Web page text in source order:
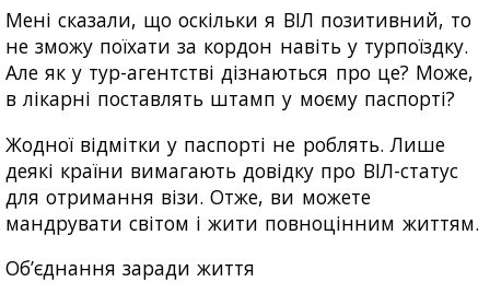
Мені сказали, що оскільки я ВІЛ позитивний, то
не зможу поїхати за кордон навіть у турпоїздку.
Але як у тур-агентстві дізнаються про це? Може,
в лікарні поставлять штамп у моєму паспорті?
Жодної відмітки у паспорті не роблять. Лише
деякі країни вимагають довідку про ВІЛ-статус
для отримання візи. Отже, ви можете
мандрувати світом і жити повноцінним життям.
Об’єднання заради життя